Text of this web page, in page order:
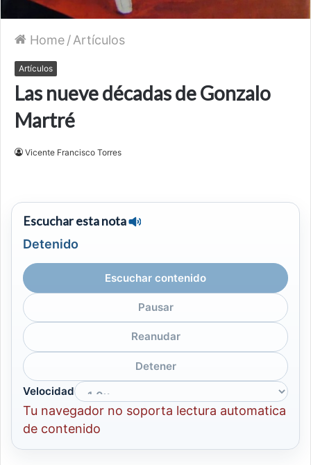
Home/Artículos
Artículos
Las nueve décadas de Gonzalo
Martré
Vicente Francisco Torres
Escuchar esta nota
Detenido
Escuchar contenido
Pausar
Reanudar
Detener
Velocidad
Tu navegador no soporta lectura automatica
de contenido